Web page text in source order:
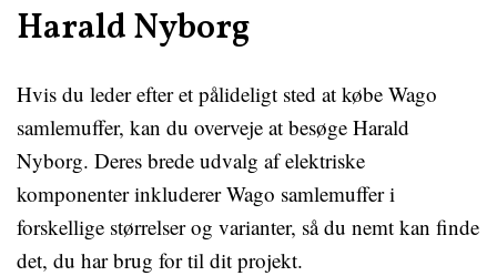
Harald Nyborg
Hvis du leder efter et pålideligt sted at købe Wago
samlemuffer, kan du overveje at besøge Harald
Nyborg. Deres brede udvalg af elektriske
komponenter inkluderer Wago samlemuffer i
forskellige størrelser og varianter, så du nemt kan finde
det, du har brug for til dit projekt.